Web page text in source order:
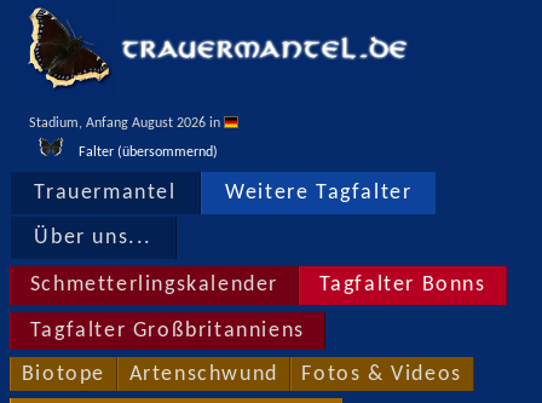
Stadium, Anfang August 2026 in
Falter (übersommernd)
Trauermantel Weitere Tagfalter
Über uns...
Schmetterlingskalender Tagfalter Bonns
Tagfalter Großbritanniens
Biotope Artenschwund Fotos & Videos